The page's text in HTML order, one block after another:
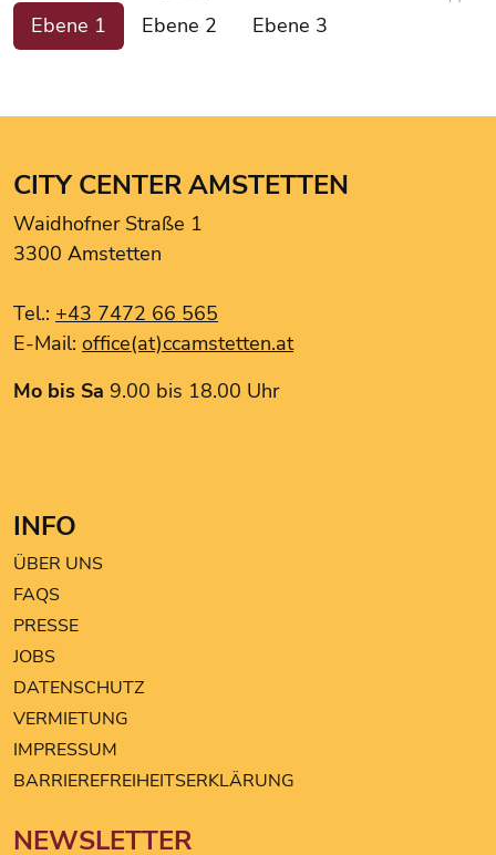
A1 Shop
Bijou Brigitte
Ernsting's Family
Goldexperte
Hartlauer Handy Pur
Kentucky Fried Chicken
Le Burger
NOKKO Kitchen
ROMA Friseurbedarf
Tchibo
The Hairstyle
TK MAXX
Triumph
Ebene 1 Ebene 2 Ebene 3
CITY CENTER AMSTETTEN
Waidhofner Straße 1
3300 Amstetten
Tel.: +43 7472 66 565
E-Mail: office(at)ccamstetten.at
Mo bis Sa 9.00 bis 18.00 Uhr
INFO
ÜBER UNS
FAQS
PRESSE
JOBS
DATENSCHUTZ
VERMIETUNG
IMPRESSUM
BARRIEREFREIHEITSERKLÄRUNG
NEWSLETTER